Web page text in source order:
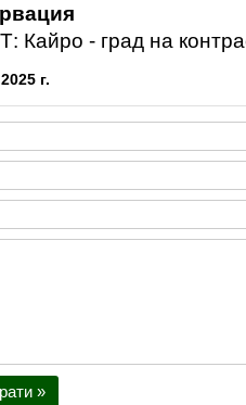
Кайро - град на
г.
»